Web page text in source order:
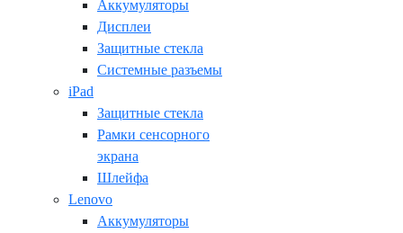
Аккумуляторы
Дисплеи
Защитные стекла
Системные разъемы
iPad
Защитные стекла
Рамки сенсорного
экрана
Шлейфа
Lenovo
Аккумуляторы